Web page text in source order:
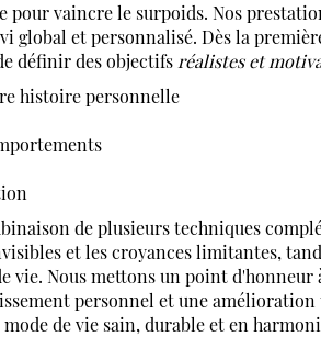
vaincre le surpoids. Nos
global et personnalisé. Dès la
définir des objectifs réalistes et
histoire personnelle
de plusieurs techniques
et les croyances limitantes,
vie. Nous mettons un point
personnel et une
de vie sain, durable et en